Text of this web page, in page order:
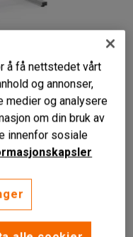
arbeidsbord som lar
arbeid, samtidig
å få nettstedet vårt
og annonser,
og analysere
om din bruk av
innenfor sosiale